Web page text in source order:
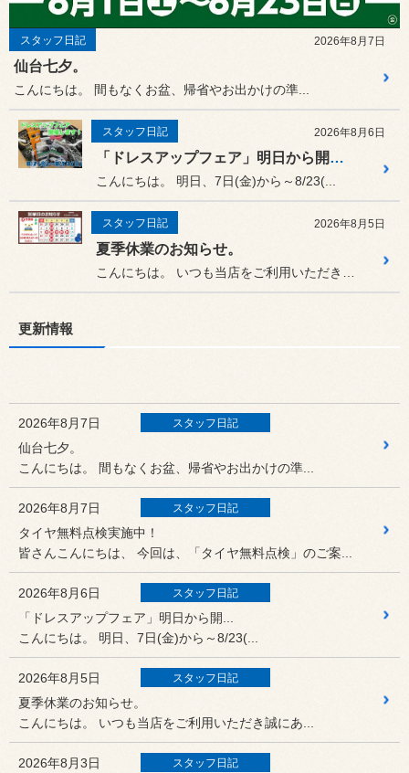
スタッフ日記 2026年8月7日
仙台七夕。
こんにちは。 間もなくお盆、帰省やお出かけの準...
スタッフ日記 2026年8月6日
「ドレスアップフェア」明日から開催！〜8/23㈰まで
こんにちは。 明日、7日(金)から～8/23(...
スタッフ日記 2026年8月5日
夏季休業のお知らせ。
こんにちは。 いつも当店をご利用いただき誠にあ...
更新情報
2026年8月7日 スタッフ日記
仙台七夕。
こんにちは。 間もなくお盆、帰省やお出かけの準...
2026年8月7日 スタッフ日記
タイヤ無料点検実施中！
皆さんこんにちは、 今回は、「タイヤ無料点検」のご案...
2026年8月6日 スタッフ日記
「ドレスアップフェア」明日から開...
こんにちは。 明日、7日(金)から～8/23(...
2026年8月5日 スタッフ日記
夏季休業のお知らせ。
こんにちは。 いつも当店をご利用いただき誠にあ...
2026年8月3日 スタッフ日記